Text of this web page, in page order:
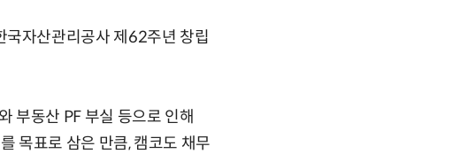
자산관리공사 제62주년 창립
부동산 PF 부실 등으로 인해
목표로 삼은 만큼, 캠코도 채무